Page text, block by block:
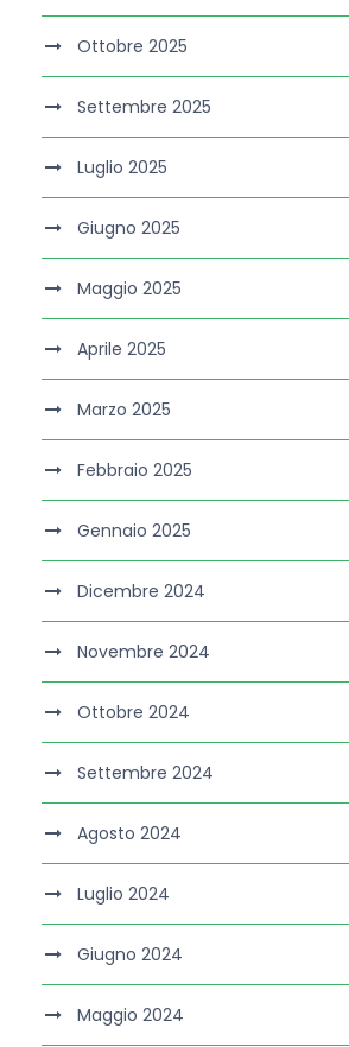
Ottobre 2025
Settembre 2025
Luglio 2025
Giugno 2025
Maggio 2025
Aprile 2025
Marzo 2025
Febbraio 2025
Gennaio 2025
Dicembre 2024
Novembre 2024
Ottobre 2024
Settembre 2024
Agosto 2024
Luglio 2024
Giugno 2024
Maggio 2024